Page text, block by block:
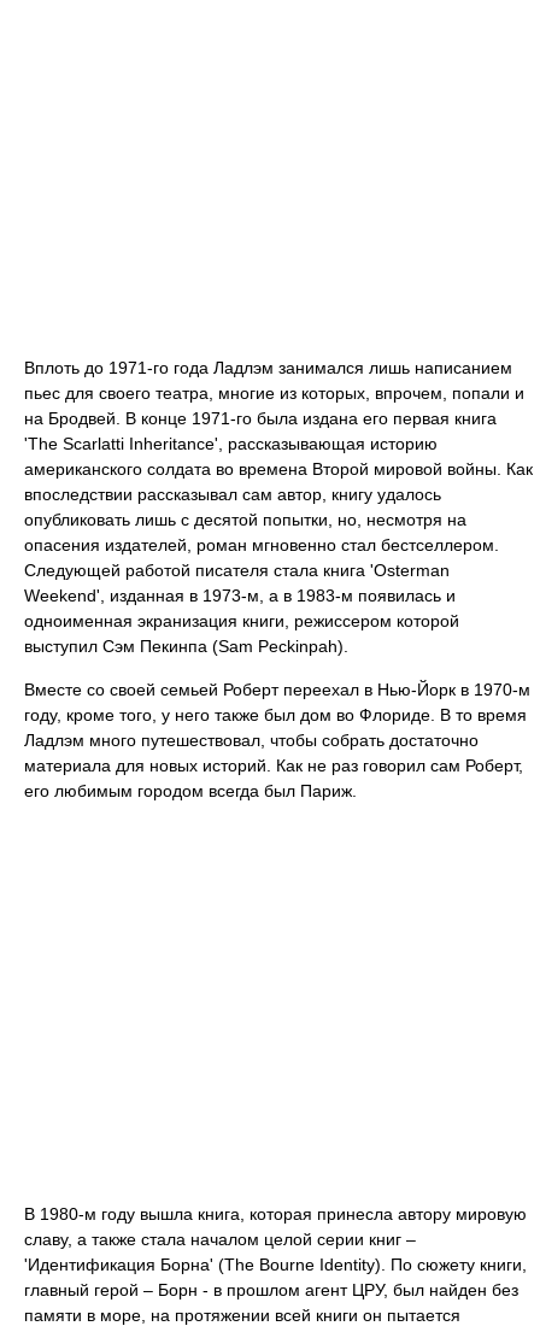
Вплоть до 1971-го года Ладлэм занимался лишь написанием
пьес для своего театра, многие из которых, впрочем, попали и
на Бродвей. В конце 1971-го была издана его первая книга
'The Scarlatti Inheritance', рассказывающая историю
американского солдата во времена Второй мировой войны. Как
впоследствии рассказывал сам автор, книгу удалось
опубликовать лишь с десятой попытки, но, несмотря на
опасения издателей, роман мгновенно стал бестселлером.
Следующей работой писателя стала книга 'Osterman
Weekend', изданная в 1973-м, а в 1983-м появилась и
одноименная экранизация книги, режиссером которой
выступил Сэм Пекинпа (Sam Peckinpah).
Вместе со своей семьей Роберт переехал в Нью-Йорк в 1970-м
году, кроме того, у него также был дом во Флориде. В то время
Ладлэм много путешествовал, чтобы собрать достаточно
материала для новых историй. Как не раз говорил сам Роберт,
его любимым городом всегда был Париж.
В 1980-м году вышла книга, которая принесла автору мировую
славу, а также стала началом целой серии книг –
'Идентификация Борна' (The Bourne Identity). По сюжету книги,
главный герой – Борн - в прошлом агент ЦРУ, был найден без
памяти в море, на протяжении всей книги он пытается